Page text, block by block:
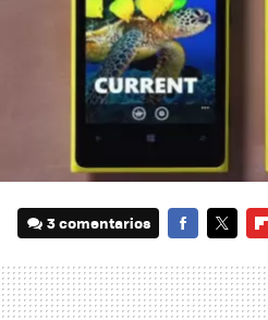
3 comentarios